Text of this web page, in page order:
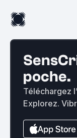
poche.
Téléchargez
Explorez.